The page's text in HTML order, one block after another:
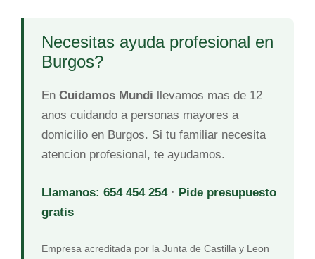
Necesitas ayuda profesional en
Burgos?
En Cuidamos Mundi llevamos mas de 12
anos cuidando a personas mayores a
domicilio en Burgos. Si tu familiar necesita
atencion profesional, te ayudamos.
Llamanos: 654 454 254· Pide presupuesto
gratis
Empresa acreditada por la Junta de Castilla y Leon